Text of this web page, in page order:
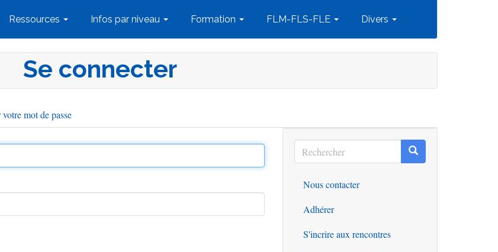
Ressources Infos par niveau Formation FLM-FLS-FLE Divers
Se connecter
mot de passe
Rechercher
Rechercher Rechercher
Outils
Nous contacter
Adhérer
S'incrire aux rencontres